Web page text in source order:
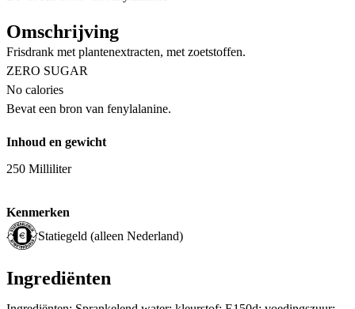
Omschrijving
Frisdrank met plantenextracten, met zoetstoffen.
ZERO SUGAR
No calories
Bevat een bron van fenylalanine.
Inhoud en gewicht
250 Milliliter
Kenmerken
Statiegeld (alleen Nederland)
Ingrediënten